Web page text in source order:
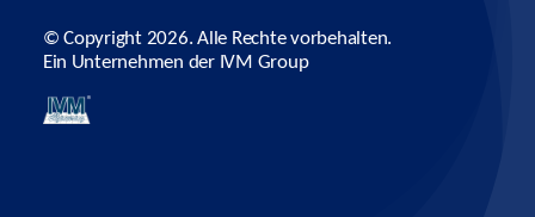
© Copyright 2026. Alle Rechte vorbehalten.
Ein Unternehmen der IVM Group